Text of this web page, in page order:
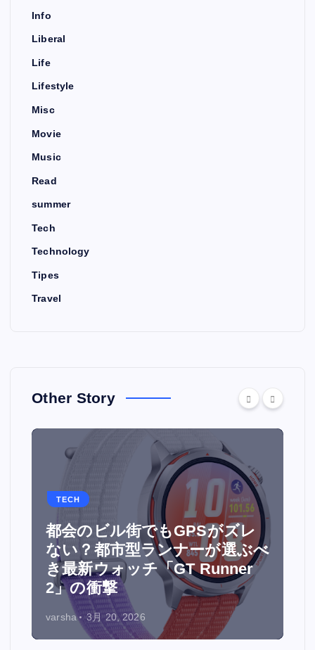
Info
Liberal
Life
Lifestyle
Misc
Movie
Music
Read
summer
Tech
Technology
Tipes
Travel
Other Story
TECH
都会のビル街でもGPSがズレ
ない？都市型ランナーが選ぶべ
き最新ウォッチ「GT Runner
2」の衝撃
varsha 3月 20, 2026